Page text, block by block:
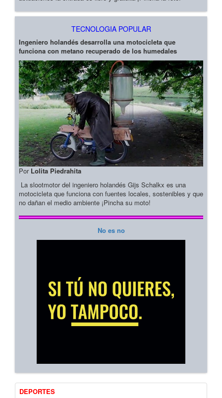
TECNOLOGIA POPULAR
Ingeniero holandés desarrolla una motocicleta que
funciona con metano recuperado de los humedales
Por Lolita Piedrahita
La slootmotor del ingeniero holandés Gijs Schalkx es una
motocicleta que funciona con fuentes locales, sostenibles y que
no dañan el medio ambiente ¡Pincha su moto!
No es no
DEPORTES